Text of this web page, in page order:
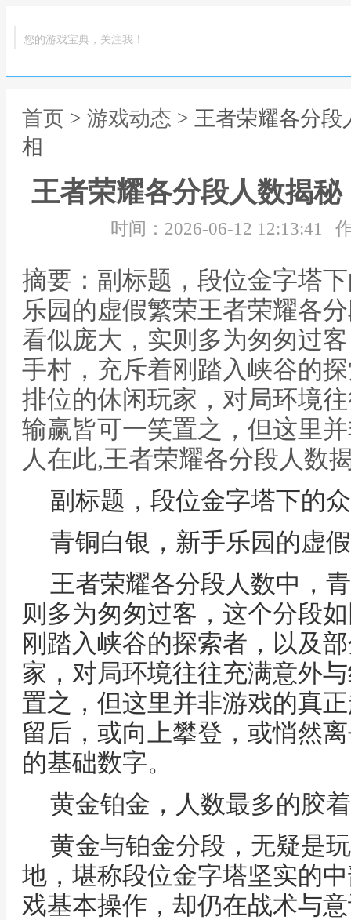
您的游戏宝典，关注我！
首页 > 游戏动态 > 王者荣耀各分
相
王者荣耀各分段人数揭
时间：2026-06-12 12:13:41
摘要：副标题，段位金字塔
乐园的虚假繁荣王者荣耀各
看似庞大，实则多为匆匆过
手村，充斥着刚踏入峡谷的
排位的休闲玩家，对局环境
输赢皆可一笑置之，但这里
人在此,王者荣耀各分段人数
副标题，段位金字塔下的
青铜白银，新手乐园的虚
王者荣耀各分段人数中，
则多为匆匆过客，这个分段
刚踏入峡谷的探索者，以及
家，对局环境往往充满意外
置之，但这里并非游戏的真
留后，或向上攀登，或悄然
的基础数字。
黄金铂金，人数最多的胶
黄金与铂金分段，无疑是
地，堪称段位金字塔坚实的
戏基本操作，却仍在战术与